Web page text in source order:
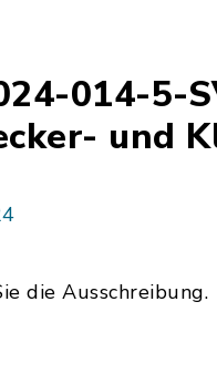
014-5-
und
die Ausschreibung.